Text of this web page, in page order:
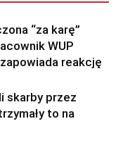
“za karę”
WUP
reakcję
skarby przez
to na